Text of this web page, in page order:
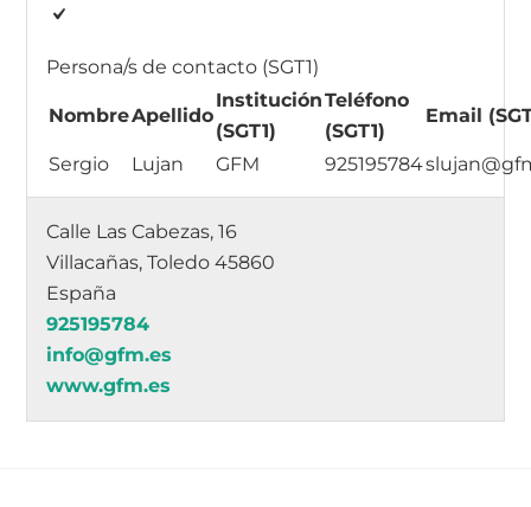
Persona/s de contacto (SGT1)
NombreApellido
Institución
(SGT1)
Teléfono
(SGT1)
Email
Sergio Lujan GFM 925195784
Calle Las Cabezas, 16
Villacañas, Toledo 45860
España
925195784
info@gfm.es
www.gfm.es